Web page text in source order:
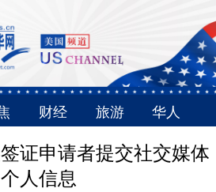
财经 旅游 华人
证申请者提交社交媒体
个人信息